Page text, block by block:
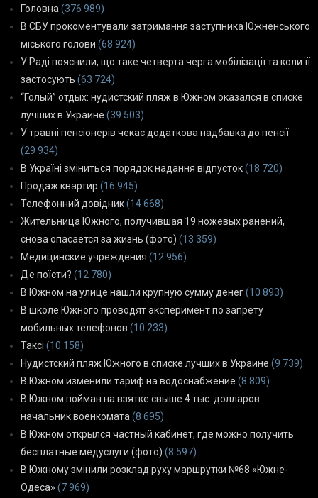
Головна (376 989)
В СБУ прокоментували затримання заступника Южненського
міського голови (68 924)
У Раді пояснили, що таке четверта черга мобілізації та коли її
застосують (63 724)
“Голый” отдых: нудистский пляж в Южном оказался в списке
лучших в Украине (39 503)
У травні пенсіонерів чекає додаткова надбавка до пенсії
(29 934)
В Україні зміниться порядок надання відпусток(18 720)
Продаж квартир (16 945)
Телефонний довідник(14 668)
Жительница Южного, получившая 19 ножевых ранений,
снова опасается за жизнь (фото) (13 359)
Медицинские учреждения (12 956)
Де поїсти? (12 780)
В Южном на улице нашли крупную сумму денег(10 893)
В школе Южного проводят эксперимент по запрету
мобильных телефонов (10 233)
Таксі (10 158)
Нудистский пляж Южного в списке лучших в Украине (9 739)
В Южном изменили тариф на водоснабжение (8 809)
В Южном пойман на взятке свыше 4 тыс. долларов
начальник военкомата (8 695)
В Южном открылся частный кабинет, где можно получить
бесплатные медуслуги (фото) (8 597)
В Южному змінили розклад руху маршрутки №68 «Южне-
Одеса» (7 969)